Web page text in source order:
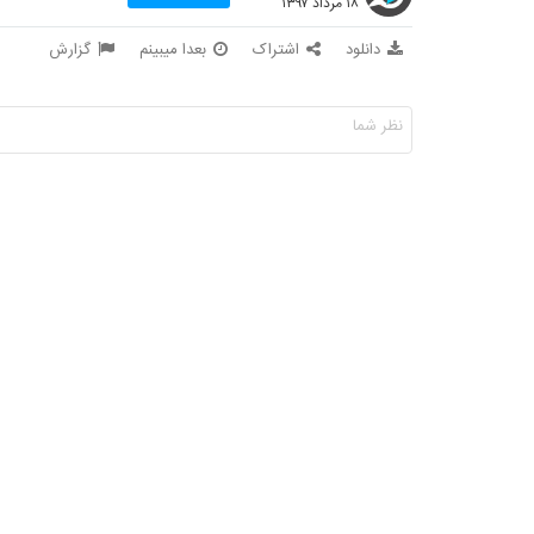
دانلود اشتراک بعدا میبینم گزارش